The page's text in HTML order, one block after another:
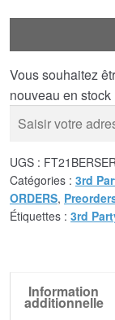
Vous souhaitez
nouveau en stock
UGS :
Catégories : 3rd
ORDERS,
Étiquettes : 3rd
Information
additionnelle